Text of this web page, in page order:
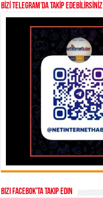
BİZİ TELEGRAM’DA TAKİP EDEBİLİRSİNİZ
Bizi Facebok’ta takip edin